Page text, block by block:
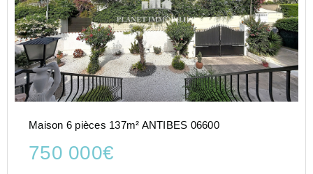
Maison 6 pièces 137m² ANTIBES 06600
750 000€